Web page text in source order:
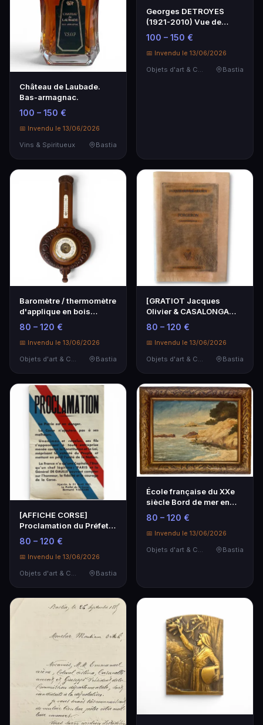
Château de Laubade.
Bas-armagnac.
100 – 150 €
📅 Invendu le 13/06/2026
Vins & Spiritueux
Bastia
Georges DETROYES
(1921-2010) Vue de
Montemaggiore, Corse.
100 – 150 €
📅 Invendu le 13/06/2026
Bastia
Baromètre / thermomètre
d'applique en bois
mouluré à décor d…
80 – 120 €
📅 Invendu le 13/06/2026
Objets d'art & Curiosités
Bastia
[GRATIOT Jacques
Olivier & CASALONGA
Toni]
80 – 120 €
📅 Invendu le 13/06/2026
Objets d'art & Curiosités
Bastia
[AFFICHE CORSE]
Proclamation du Préfet
de la Corse Bernard V…
80 – 120 €
📅 Invendu le 13/06/2026
Objets d'art & Curiosités
Bastia
École française du XXe
siècle Bord de mer en
Provence.
80 – 120 €
📅 Invendu le 13/06/2026
Objets d'art & Curiosités
Bastia